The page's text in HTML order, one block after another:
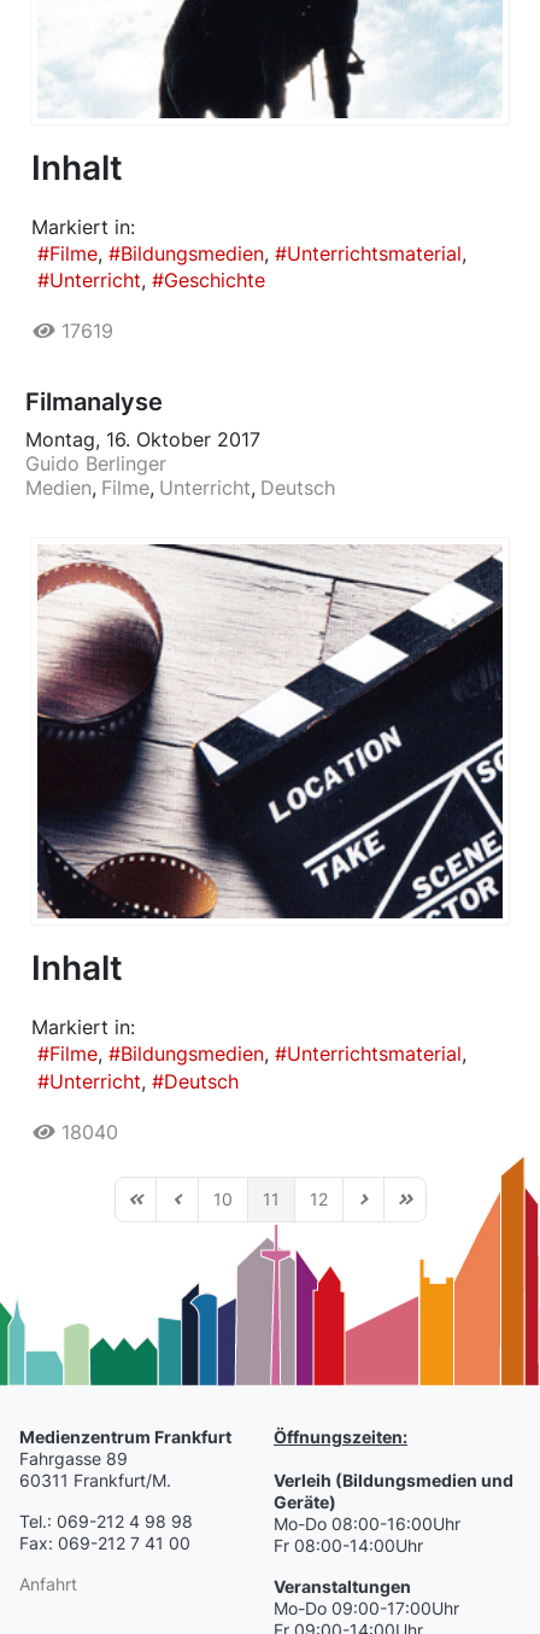
Inhalt
Markiert in:
Filme
Bildungsmedien
Unterrichtsmaterial
Unterricht
Geschichte
17619
Filmanalyse
Montag, 16. Oktober 2017
Guido Berlinger
Medien Filme Unterricht Deutsch
Inhalt
Markiert in:
Filme
Bildungsmedien
Unterrichtsmaterial
Unterricht
Deutsch
18040
First PagePrevious Page
10 11 12 Next PageLast Page
Medienzentrum Frankfurt
Fahrgasse 89
60311 Frankfurt/M.
Tel.: 069-212 4 98 98
Fax: 069-212 7 41 00
Anfahrt
Öffnungszeiten:
Verleih (Bildungsmedien und
Geräte)
Mo-Do 08:00-16:00Uhr
Fr 08:00-14:00Uhr
Veranstaltungen
Mo-Do 09:00-17:00Uhr
Fr 09:00-14:00Uhr